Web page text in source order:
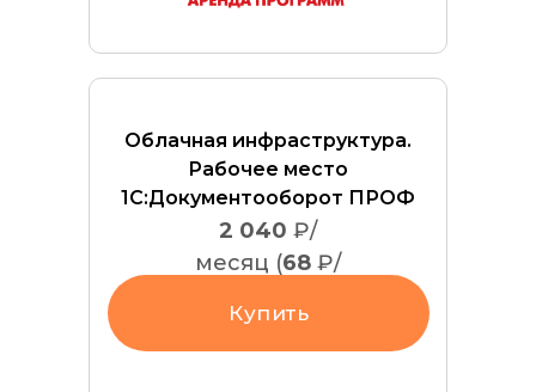
2 040 ₽/
месяц (68 ₽/
Облачная инфраструктура.
Рабочее место
1С:Документооборот ПРОФ
Купить